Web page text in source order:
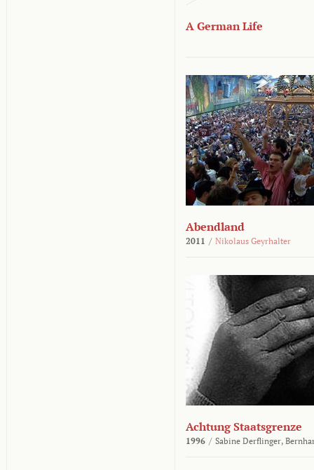
A German Life
Abendland
2011 / Nikolaus Geyrhalter
Achtung Staatsgrenze
1996 / Sabine Derflinger,